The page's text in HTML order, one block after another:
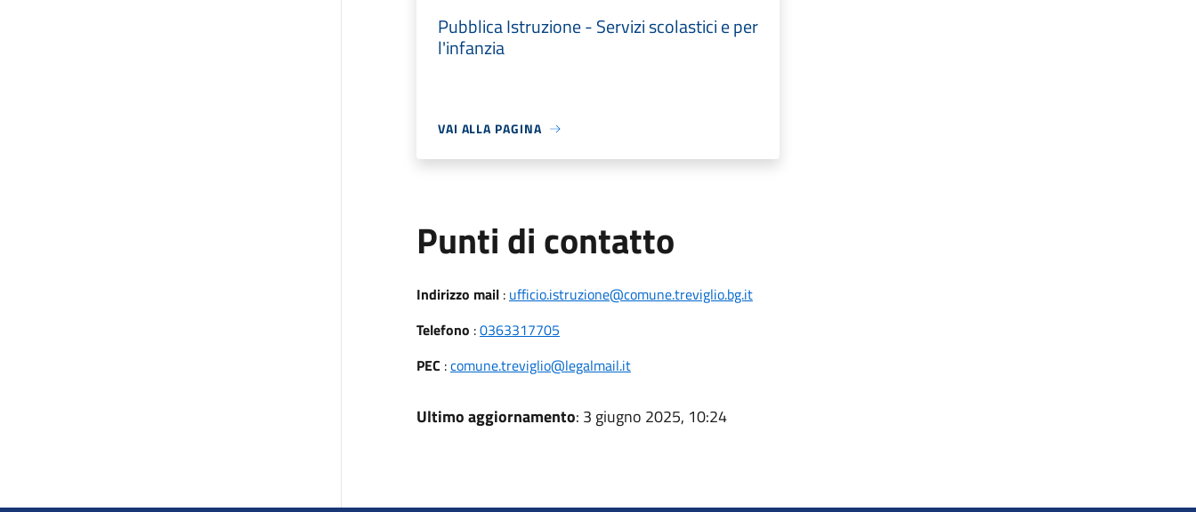
Pubblica Istruzione - Servizi scolastici e per
l'infanzia
VAI ALLA PAGINA
Punti di contatto
Indirizzo mail: ufficio.istruzione@comune.treviglio.bg.it
Telefono :0363317705
PEC :comune.treviglio@legalmail.it
Ultimo aggiornamento: 3 giugno 2025, 10:24